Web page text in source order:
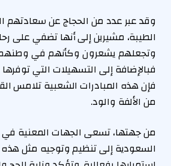
وقد عبر عدد من الحجاج عن سعادتهم
الطيبة، مشيرين إلى أنها تضفي على
وتجعلهم يشعرون وكأنهم في
فبالإضافة إلى التسهيلات التي
فإن هذه المبادرات الشعبية تلامس
من الألفة والود.
من جهتها، تسعى الجهات المعنية في
السعودية إلى تنظيم وتوجيه مثل هذه